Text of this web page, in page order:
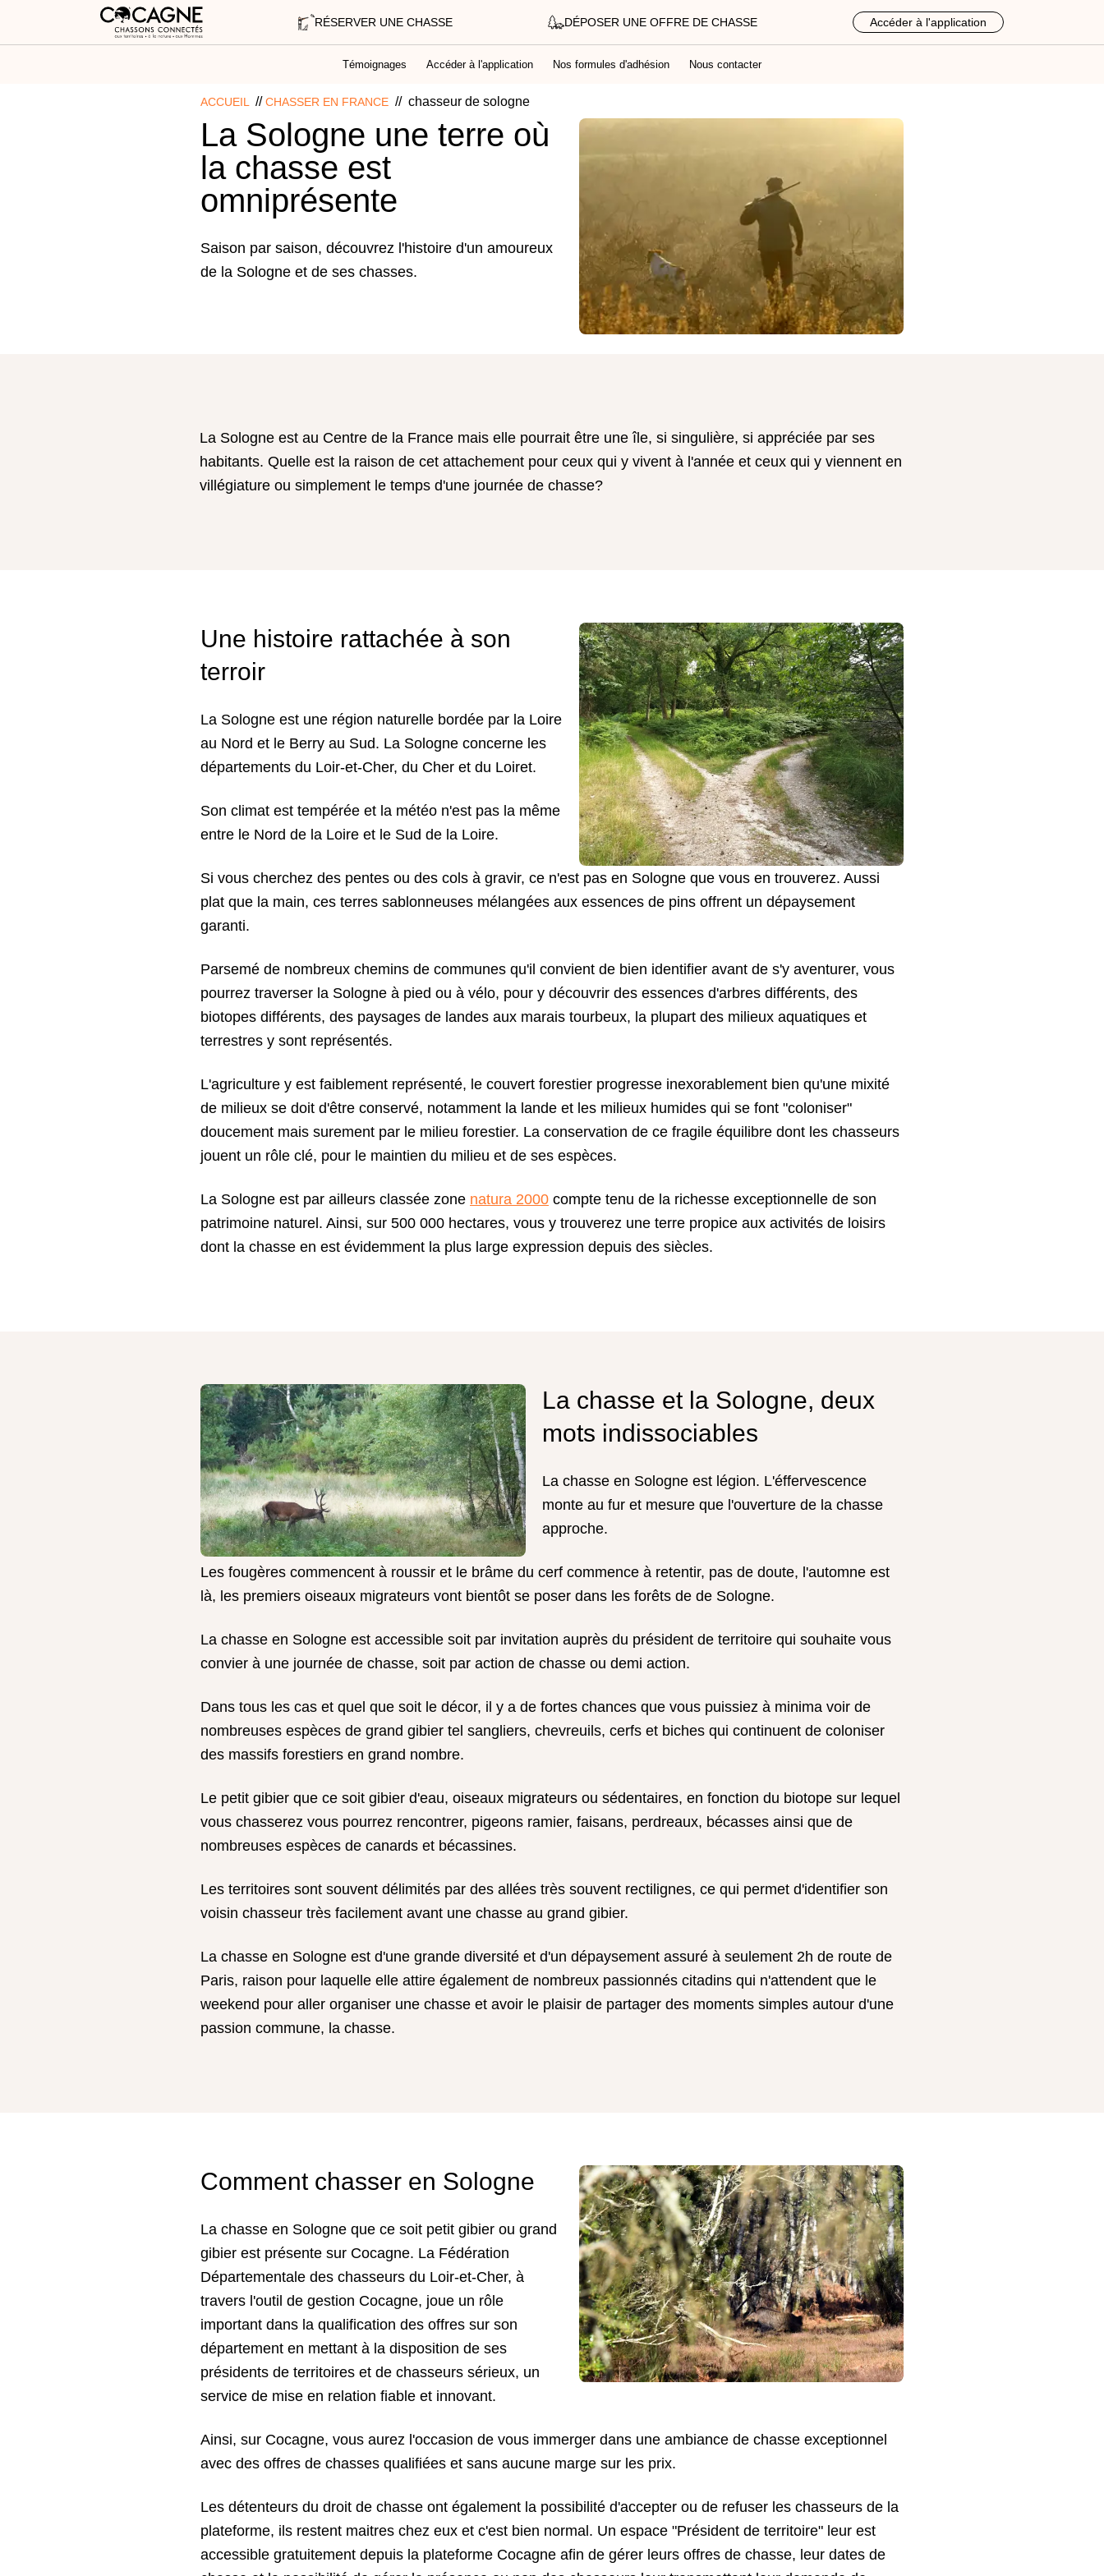
RÉSERVER UNE CHASSE DÉPOSER UNE OFFRE DE CHASSE Accéder à l'application
Témoignages Accéder à l'application Nos formules d'adhésion Nous contacter
ACCUEIL //CHASSER EN FRANCE // chasseur de sologne
La Sologne une terre où
la chasse est
omniprésente
Saison par saison, découvrez l'histoire d'un amoureux
de la Sologne et de ses chasses.
La Sologne est au Centre de la France mais elle pourrait être une île, si singulière, si appréciée par ses
habitants. Quelle est la raison de cet attachement pour ceux qui y vivent à l'année et ceux qui y viennent en
villégiature ou simplement le temps d'une journée de chasse?
Une histoire rattachée à son
terroir
La Sologne est une région naturelle bordée par la Loire
au Nord et le Berry au Sud. La Sologne concerne les
départements du Loir-et-Cher, du Cher et du Loiret.
Son climat est tempérée et la météo n'est pas la même
entre le Nord de la Loire et le Sud de la Loire.
Si vous cherchez des pentes ou des cols à gravir, ce n'est pas en Sologne que vous en trouverez. Aussi
plat que la main, ces terres sablonneuses mélangées aux essences de pins offrent un dépaysement
garanti.
Parsemé de nombreux chemins de communes qu'il convient de bien identifier avant de s'y aventurer, vous
pourrez traverser la Sologne à pied ou à vélo, pour y découvrir des essences d'arbres différents, des
biotopes différents, des paysages de landes aux marais tourbeux, la plupart des milieux aquatiques et
terrestres y sont représentés.
L'agriculture y est faiblement représenté, le couvert forestier progresse inexorablement bien qu'une mixité
de milieux se doit d'être conservé, notamment la lande et les milieux humides qui se font "coloniser"
doucement mais surement par le milieu forestier. La conservation de ce fragile équilibre dont les chasseurs
jouent un rôle clé, pour le maintien du milieu et de ses espèces.
La Sologne est par ailleurs classée zone natura 2000 compte tenu de la richesse exceptionnelle de son
patrimoine naturel. Ainsi, sur 500 000 hectares, vous y trouverez une terre propice aux activités de loisirs
dont la chasse en est évidemment la plus large expression depuis des siècles.
La chasse et la Sologne, deux
mots indissociables
La chasse en Sologne est légion. L'éffervescence
monte au fur et mesure que l'ouverture de la chasse
approche.
Les fougères commencent à roussir et le brâme du cerf commence à retentir, pas de doute, l'automne est
là, les premiers oiseaux migrateurs vont bientôt se poser dans les forêts de de Sologne.
La chasse en Sologne est accessible soit par invitation auprès du président de territoire qui souhaite vous
convier à une journée de chasse, soit par action de chasse ou demi action.
Dans tous les cas et quel que soit le décor, il y a de fortes chances que vous puissiez à minima voir de
nombreuses espèces de grand gibier tel sangliers, chevreuils, cerfs et biches qui continuent de coloniser
des massifs forestiers en grand nombre.
Le petit gibier que ce soit gibier d'eau, oiseaux migrateurs ou sédentaires, en fonction du biotope sur lequel
vous chasserez vous pourrez rencontrer, pigeons ramier, faisans, perdreaux, bécasses ainsi que de
nombreuses espèces de canards et bécassines.
Les territoires sont souvent délimités par des allées très souvent rectilignes, ce qui permet d'identifier son
voisin chasseur très facilement avant une chasse au grand gibier.
La chasse en Sologne est d'une grande diversité et d'un dépaysement assuré à seulement 2h de route de
Paris, raison pour laquelle elle attire également de nombreux passionnés citadins qui n'attendent que le
weekend pour aller organiser une chasse et avoir le plaisir de partager des moments simples autour d'une
passion commune, la chasse.
Comment chasser en Sologne
La chasse en Sologne que ce soit petit gibier ou grand
gibier est présente sur Cocagne. La Fédération
Départementale des chasseurs du Loir-et-Cher, à
travers l'outil de gestion Cocagne, joue un rôle
important dans la qualification des offres sur son
département en mettant à la disposition de ses
présidents de territoires et de chasseurs sérieux, un
service de mise en relation fiable et innovant.
Ainsi, sur Cocagne, vous aurez l'occasion de vous immerger dans une ambiance de chasse exceptionnel
avec des offres de chasses qualifiées et sans aucune marge sur les prix.
Les détenteurs du droit de chasse ont également la possibilité d'accepter ou de refuser les chasseurs de la
plateforme, ils restent maitres chez eux et c'est bien normal. Un espace "Président de territoire" leur est
accessible gratuitement depuis la plateforme Cocagne afin de gérer leurs offres de chasse, leur dates de